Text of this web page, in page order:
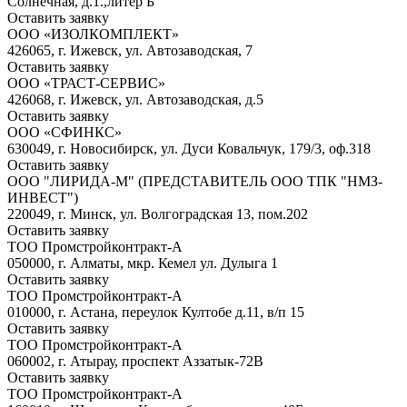
Оставить заявку
ООО «ИЗОЛКОМПЛЕКТ»
426065, г. Ижевск, ул. Автозаводская, 7
Оставить заявку
ООО «ТРАСТ-СЕРВИС»
426068, г. Ижевск, ул. Автозаводская, д.5
Оставить заявку
ООО «СФИНКС»
630049, г. Новосибирск, ул. Дуси Ковальчук, 179/3, оф.318
Оставить заявку
ООО "ЛИРИДА-М" (ПРЕДСТАВИТЕЛЬ ООО ТПК "НМЗ-
ИНВЕСТ")
220049, г. Минск, ул. Волгоградская 13, пом.202
Оставить заявку
ТОО Промстройконтракт-А
050000, г. Алматы, мкр. Кемел ул. Дулыга 1
Оставить заявку
ТОО Промстройконтракт-А
010000, г. Астана, переулок Култобе д.11, в/п 15
Оставить заявку
ТОО Промстройконтракт-А
060002, г. Атырау, проспект Аззатык-72В
Оставить заявку
ТОО Промстройконтракт-А